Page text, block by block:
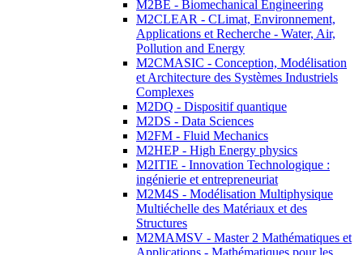
M2BE - Biomechanical Engineering
M2CLEAR - CLimat, Environnement,
Applications et Recherche - Water, Air,
Pollution and Energy
M2CMASIC - Conception, Modélisation
et Architecture des Systèmes Industriels
Complexes
M2DQ - Dispositif quantique
M2DS - Data Sciences
M2FM - Fluid Mechanics
M2HEP - High Energy physics
M2ITIE - Innovation Technologique :
ingénierie et entrepreneuriat
M2M4S - Modélisation Multiphysique
Multiéchelle des Matériaux et des
Structures
M2MAMSV - Master 2 Mathématiques et
Applications - Mathématiques pour les